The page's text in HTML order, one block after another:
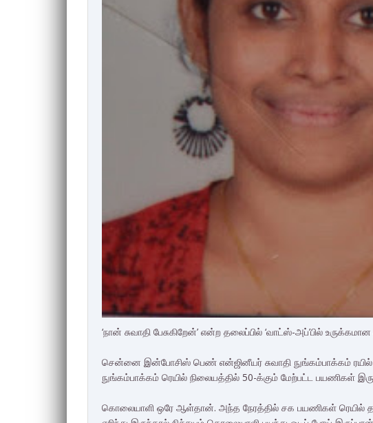
‘நான் சுவாதி பேசுகிறேன்’ என்ற தலைப்பில் ‘வாட்ஸ்-அப்’பில்
சென்னை இன்போசிஸ் பெண் என்ஜினீயர் சுவாதி நுங்கம்பாக்கம்
நுங்கம்பாக்கம் ரெயில் நிலையத்தில் 50-க்கும் மேற்பட்ட பயணிகள்
கொலையாளி ஒரே ஆள்தான். அந்த நேரத்தில் சக பயணிகள்